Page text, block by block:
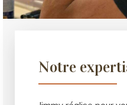
Notre